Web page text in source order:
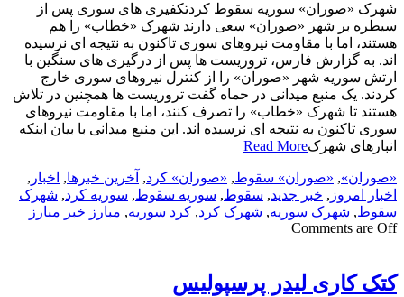
شهرک «صوران» سوریه سقوط کردتکفیری های سوری پس از
سیطره بر شهر «صوران» سعی دارند شهرک «خطاب» را هم
هستند، اما با مقاومت نیروهای سوری تاکنون به نتیجه ای نرسیده
اند. به گزارش فارس، تروریست ها پس از درگیری های سنگین با
ارتش سوریه شهر «صوران» را از کنترل نیروهای سوری خارج
کردند. یک منبع میدانی در حماه گفت تروریست ها همچنین در تلاش
هستند تا شهرک «خطاب» را تصرف کنند، اما با مقاومت نیروهای
سوری تاکنون به نتیجه ای نرسیده اند. این منبع میدانی با بیان اینکه
انبارهای شهرکRead More
«صوران», «صوران» سقوط, «صوران» کرد, آخرین خبرها, اخبار ,
اخبار امروز , خبر جدید, سقوط, سوریه سقوط, سوریه کرد, شهرک
سقوط, شهرک سوریه, شهرک کرد, کرد سوریه, مبارز خبر مبارز
Comments are Off
کتک کاری لیدر پرسپولیس